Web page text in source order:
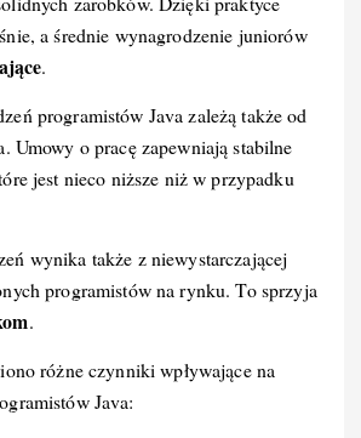
a średnie wynagrodzenie juniorów
.
programistów Java zależą także od
Umowy o pracę zapewniają stabilne
jest nieco niższe niż w przypadku
wynika także z niewystarczającej
programistów na rynku. To sprzyja
.
różne czynniki wpływające na
Java: